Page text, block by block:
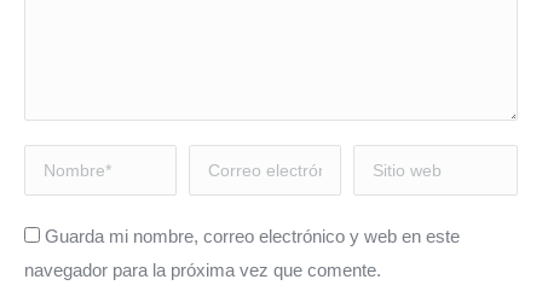
Nombre * Correo electrónico * Sitio web
Guarda mi nombre, correo electrónico y web en este
navegador para la próxima vez que comente.